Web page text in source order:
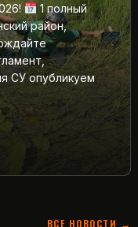
1 полный
район,
СУ опубликуем
ВСЕ НОВОСТИ →